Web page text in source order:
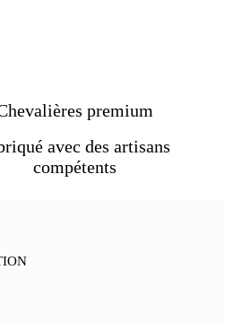
premium
avec des artisans
compétents